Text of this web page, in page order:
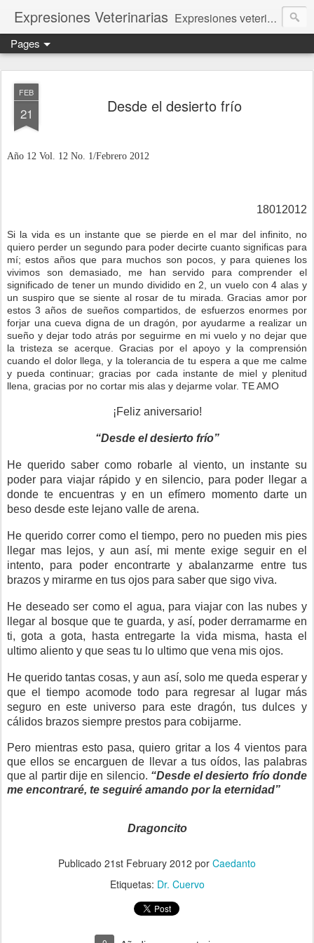
Expresiones Veterinarias Expresiones veterinarias es una publicación en linea de la biblioteca de la Facultad de Veterinaria y Zootecnia de la UNAM
Pages
FEB
21 Desde el desierto frío
Año 12 Vol. 12 No. 1/Febrero 2012
18012012
Si la vida es un instante que se pierde en el mar del infinito, no
quiero perder un segundo para poder decirte cuanto significas para
mí; estos años que para muchos son pocos, y para quienes los
vivimos son demasiado, me han servido para comprender el
significado de tener un mundo dividido en 2, un vuelo con 4 alas y
un suspiro que se siente al rosar de tu mirada. Gracias amor por
estos 3 años de sueños compartidos, de esfuerzos enormes por
forjar una cueva digna de un dragón, por ayudarme a realizar un
sueño y dejar todo atrás por seguirme en mi vuelo y no dejar que
la tristeza se acerque. Gracias por el apoyo y la comprensión
cuando el dolor llega, y la tolerancia de tu espera a que me calme
y pueda continuar; gracias por cada instante de miel y plenitud
llena, gracias por no cortar mis alas y dejarme volar. TE AMO
¡Feliz aniversario!
“Desde el desierto frío”
He querido saber como robarle al viento, un instante su
poder para viajar rápido y en silencio, para poder llegar a
donde te encuentras y en un efímero momento darte un
beso desde este lejano valle de arena.
He querido correr como el tiempo, pero no pueden mis pies
llegar mas lejos, y aun así, mi mente exige seguir en el
intento, para poder encontrarte y abalanzarme entre tus
brazos y mirarme en tus ojos para saber que sigo viva.
He deseado ser como el agua, para viajar con las nubes y
llegar al bosque que te guarda, y así, poder derramarme en
ti, gota a gota, hasta entregarte la vida misma, hasta el
ultimo aliento y que seas tu lo ultimo que vena mis ojos.
He querido tantas cosas, y aun así, solo me queda esperar y
que el tiempo acomode todo para regresar al lugar más
seguro en este universo para este dragón, tus dulces y
cálidos brazos siempre prestos para cobijarme.
Pero mientras esto pasa, quiero gritar a los 4 vientos para
que ellos se encarguen de llevar a tus oídos, las palabras
que al partir dije en silencio. “Desde el desierto frío donde
me encontraré, te seguiré amando por la eternidad”
Dragoncito
Publicado 21st February 2012 por Caedanto
Etiquetas: Dr. Cuervo